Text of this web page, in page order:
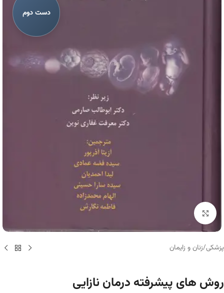
دست دوم
برای بزرگنمایی کلیک کنید
پزشکی/زنان و زایمان
روش های پیشرفته درمان نازایی